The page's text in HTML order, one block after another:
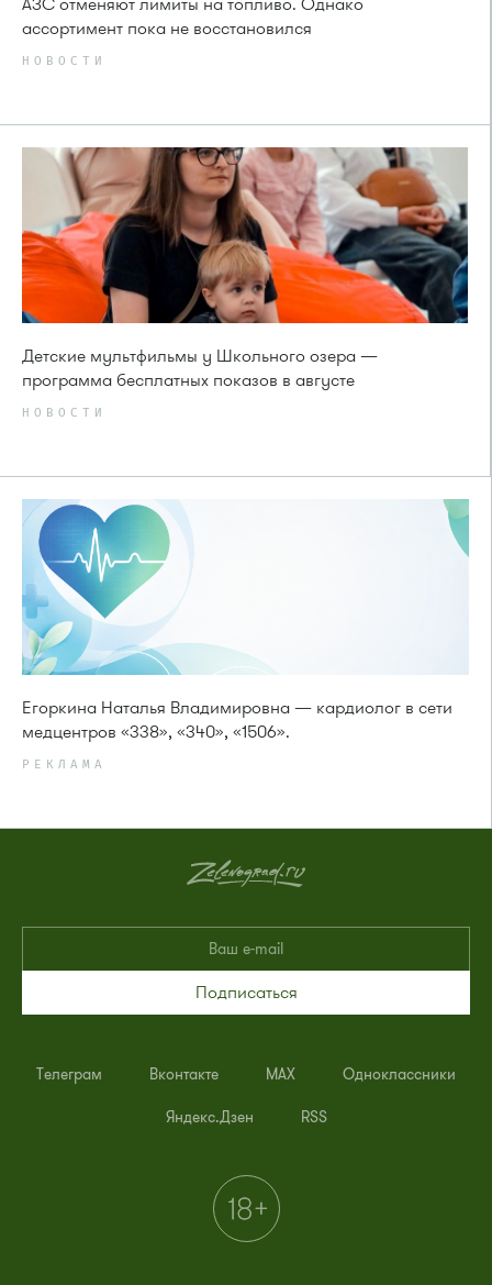
ассортимент пока не восстановился
НОВОСТИ
Детские мультфильмы у Школьного озера —
программа бесплатных показов в августе
НОВОСТИ
Егоркина Наталья Владимировна — кардиолог в сети
медцентров «338», «340», «1506».
РЕКЛАМА
Подписаться
Телеграм Вконтакте MAX Одноклассники
Яндекс.Дзен RSS